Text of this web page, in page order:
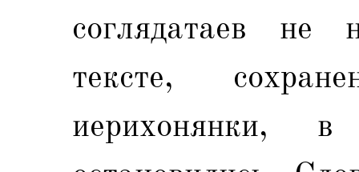
соглядатаев не
тексте,
иерихонянки,